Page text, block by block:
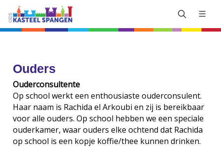
Ouders
Ouderconsultente
Op school werkt een enthousiaste ouderconsulent.
Haar naam is Rachida el Arkoubi en zij is bereikbaar
voor alle ouders. Op school hebben we een speciale
ouderkamer, waar ouders elke ochtend dat Rachida
op school is een kopje koffie/thee kunnen drinken.